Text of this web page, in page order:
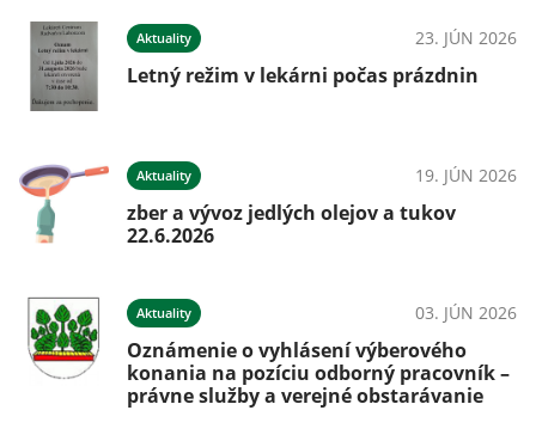
Aktuality 23. JÚN 2026
Letný režim v lekárni počas prázdnin
Aktuality 19. JÚN 2026
zber a vývoz jedlých olejov a tukov
22.6.2026
Aktuality 03. JÚN 2026
Oznámenie o vyhlásení výberového
konania na pozíciu odborný pracovník –
právne služby a verejné obstarávanie